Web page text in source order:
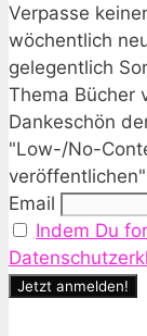
Verpasse
wöchentlich
gelegentlich
Thema Bücher
Dankeschön
"Low-/No-
Email
Indem Du